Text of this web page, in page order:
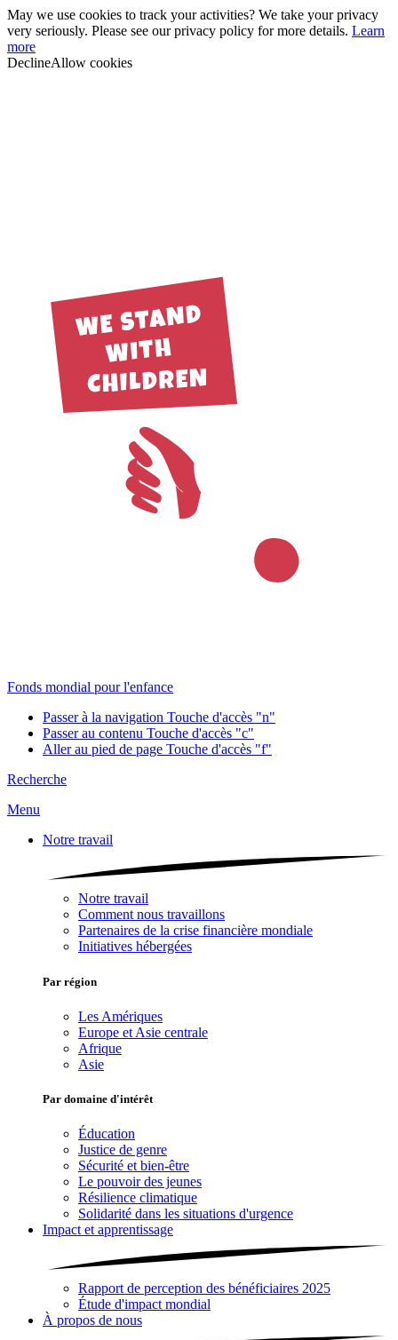
May we use cookies to track your activities? We take your privacy
very seriously. Please see our privacy policy for more details. Learn
more
DeclineAllow cookies
Fonds mondial pour l'enfance
Passer à la navigation Touche d'accès "n"
Passer au contenu Touche d'accès "c"
Aller au pied de page Touche d'accès "f"
Recherche
Menu
Notre travail
Notre travail
Comment nous travaillons
Partenaires de la crise financière mondiale
Initiatives hébergées
Par région
Les Amériques
Europe et Asie centrale
Afrique
Asie
Par domaine d'intérêt
Éducation
Justice de genre
Sécurité et bien-être
Le pouvoir des jeunes
Résilience climatique
Solidarité dans les situations d'urgence
Impact et apprentissage
Rapport de perception des bénéficiaires 2025
Étude d'impact mondial
À propos de nous